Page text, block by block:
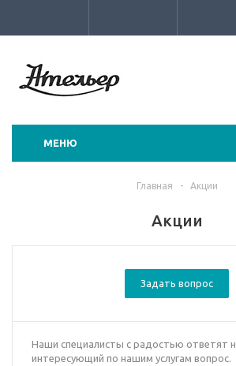
МЕНЮ
Главная - Акции
Акции
Задать вопрос
Наши специалисты с радостью ответят
интересующий по нашим услугам вопрос.